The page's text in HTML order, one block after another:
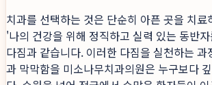
치과를 선택하는 것은 단순히 아픈 곳을 치료
'나의 건강을 위해 정직하고 실력 있는 동반
다짐과 같습니다. 이러한 다짐을 실천하는
과 막막함을 미소나무치과의원은 누구보다